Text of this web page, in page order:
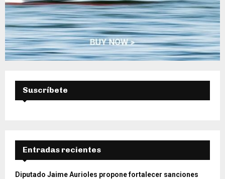
Suscríbete
Entradas recientes
Diputado Jaime Aurioles propone fortalecer sanciones